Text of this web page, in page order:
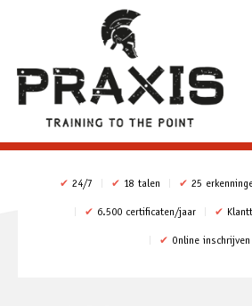
✔ 24/7 ✔ 18 talen ✔ 25
✔ 6.500 certificaten/jaar ✔
✔ Online inschrijven